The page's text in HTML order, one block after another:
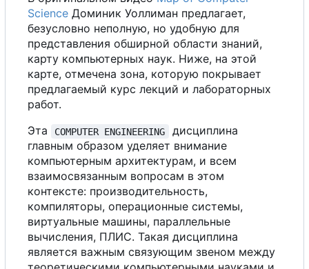
Science Доминик Уоллиман предлагает,
безусловно неполную, но удобную для
представления обширной области знаний,
карту компьютерных наук. Ниже, на этой
карте, отмечена зона, которую покрывает
предлагаемый курс лекций и лабораторных
работ.
Эта
COMPUTER ENGINEERING
дисциплина
главным образом уделяет внимание
компьютерным архитектурам, и всем
взаимосвязанным вопросам в этом
контексте: производительность,
компиляторы, операционные системы,
виртуальные машины, параллельные
вычисления, ПЛИС. Такая дисциплина
является важным связующим звеном между